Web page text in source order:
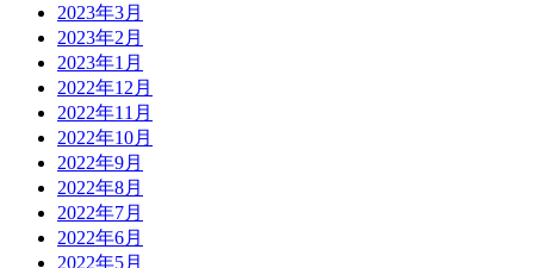
2023年3月
2023年2月
2023年1月
2022年12月
2022年11月
2022年10月
2022年9月
2022年8月
2022年7月
2022年6月
2022年5月